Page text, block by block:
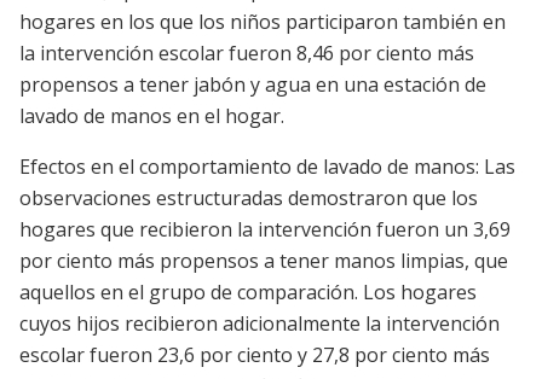
hogares en los que los niños participaron también en
la intervención escolar fueron 8,46 por ciento más
propensos a tener jabón y agua en una estación de
lavado de manos en el hogar.
Efectos en el comportamiento de lavado de manos: Las
observaciones estructuradas demostraron que los
hogares que recibieron la intervención fueron un 3,69
por ciento más propensos a tener manos limpias, que
aquellos en el grupo de comparación. Los hogares
cuyos hijos recibieron adicionalmente la intervención
escolar fueron 23,6 por ciento y 27,8 por ciento más